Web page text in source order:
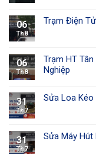
06
Th8
Trạm Điện
06
Th8
Trạm HT
Nghiệp
31
Th7
Sửa Loa Kéo
31
Th7
Sửa Máy Hút